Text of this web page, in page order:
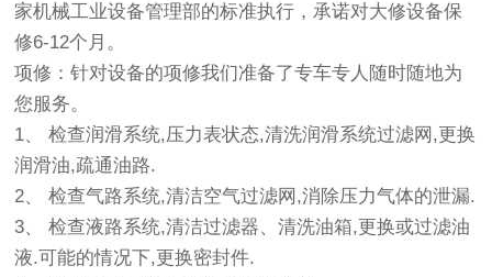
家机械工业设备管理部的标准执行，承诺对大修设备保
修6-12个月。
项修：针对设备的项修我们准备了专车专人随时随地为
您服务。
1、 检查润滑系统,压力表状态,清洗润滑系统过滤网,更换
润滑油,疏通油路.
2、 检查气路系统,清洁空气过滤网,消除压力气体的泄漏.
3、 检查液路系统,清洁过滤器、清洗油箱,更换或过滤油
液.可能的情况下,更换密封件.